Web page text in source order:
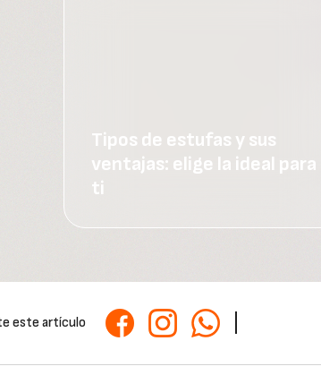
Tipos de estufas y sus
ventajas: elige la ideal para
ti
este artículo